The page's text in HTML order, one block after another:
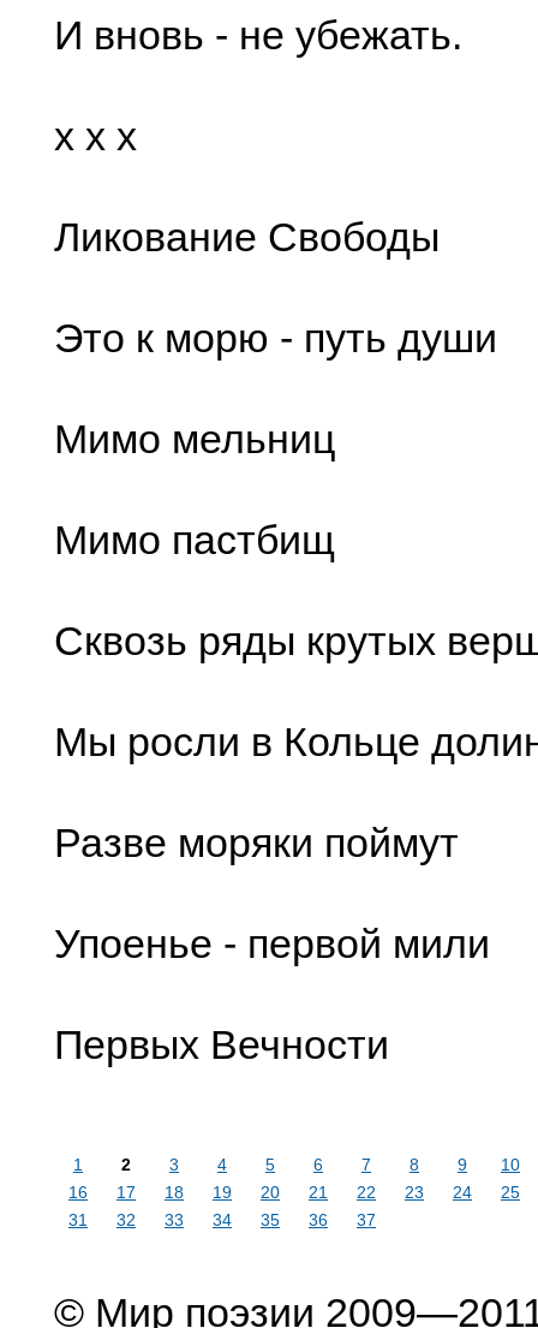
И вновь - не убежать.
x x x
Ликование Свободы
Это к морю - путь души
Мимо мельниц
Мимо пастбищ
Сквозь ряды крутых
Мы росли в Кольце
Разве моряки поймут
Упоенье - первой мили
Первых Вечности
1 2 3 4 5 6 7 8 9
10
16
17 18 19 20 21 22 23 24
25
31
32 33 34 35 36 37
© Мир поэзии